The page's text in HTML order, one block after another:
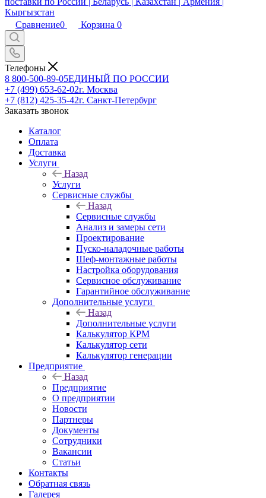
Сравнение0 Корзина 0
Телефоны
8 800-500-89-05ЕДИНЫЙ ПО РОССИИ
+7 (499) 653-62-02г. Москва
+7 (812) 425-35-42г. Санкт-Петербург
Заказать звонок
Каталог
Оплата
Доставка
Услуги
Назад
Услуги
Сервисные службы
Назад
Сервисные службы
Анализ и замеры сети
Проектирование
Пуско-наладочные работы
Шеф-монтажные работы
Настройка оборудования
Сервисное обслуживание
Гарантийное обслуживание
Дополнительные услуги
Назад
Дополнительные услуги
Калькулятор КРМ
Калькулятор сети
Калькулятор генерации
Предприятие
Назад
Предприятие
О предприятии
Новости
Партнеры
Документы
Сотрудники
Вакансии
Статьи
Контакты
Обратная связь
Галерея